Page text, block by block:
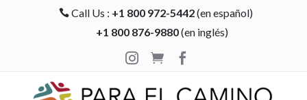
 Call Us : +1 800 972-5442(en español)
+1 800 876-9880(en inglés)

 